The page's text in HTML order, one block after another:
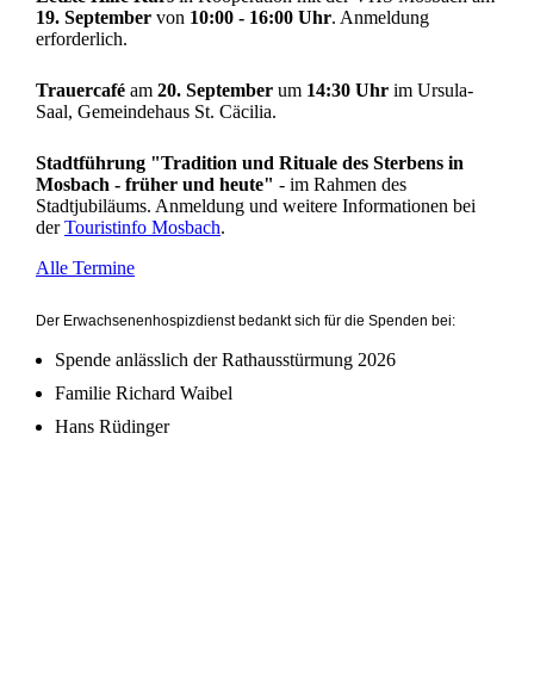
19. September von 10:00 - 16:00 Uhr. Anmeldung
erforderlich.
Trauercafé am 20. September um 14:30 Uhr im Ursula-
Saal, Gemeindehaus St. Cäcilia.
Stadtführung "Tradition und Rituale des Sterbens in
Mosbach - früher und heute" - im Rahmen des
Stadtjubiläums. Anmeldung und weitere Informationen bei
derTouristinfo Mosbach.
Alle Termine
Der Erwachsenenhospizdienst bedankt sich für die Spenden bei:
Spende anlässlich der Rathausstürmung 2026
Familie Richard Waibel
Hans Rüdinger